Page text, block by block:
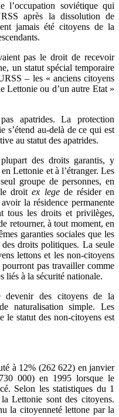
l’occupation soviétique qui
après la dissolution de
jamais été citoyens de la
pas le droit de recevoir
un statut spécial temporaire
– les « anciens citoyens
Lettonie ou d’un autre Etat »
apatrides. La protection
s’étend au-delà de ce qui est
au statut des apatrides.
des droits garantis, y
Lettonie et à l’étranger. Les
groupe de personnes, en
le droitex legede résider en
la résidence permanente
tous les droits et privilèges,
retourner, à tout moment, en
garanties sociales que les
droits politiques. La seule
lettons et les non-citoyens
pas travailler comme
liés à la sécurité nationale.
devenir des citoyens de la
naturalisation simple. Les
le statut des non-citoyens est
à 12% (262 622) en janvier
000) en 1995 lorsque le
Selon les statistiques du 1
Lettonie sont des citoyens.
la citoyenneté lettone par la